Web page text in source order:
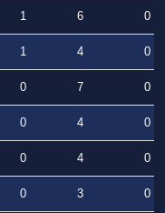
1 6
0
1 4
0
0 7
0
0 4
0
0 4
0
0 3
0